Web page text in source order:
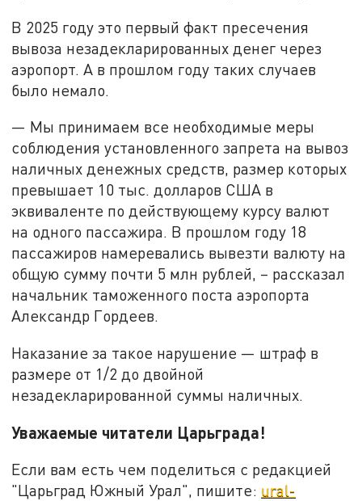
В 2025 году это первый факт пресечения
вывоза незадекларированных денег через
аэропорт. А в прошлом году таких случаев
было немало.
— Мы принимаем все необходимые меры
соблюдения установленного запрета на вывоз
наличных денежных средств, размер которых
превышает 10 тыс. долларов США в
эквиваленте по действующему курсу валют
на одного пассажира. В прошлом году 18
пассажиров намеревались вывезти валюту на
общую сумму почти 5 млн рублей, – рассказал
начальник таможенного поста аэропорта
Александр Гордеев.
Наказание за такое нарушение — штраф в
размере от 1/2 до двойной
незадекларированной суммы наличных.
Уважаемые читатели Царьграда!
Если вам есть чем поделиться с редакцией
"Царьград Южный Урал", пишите: ural-